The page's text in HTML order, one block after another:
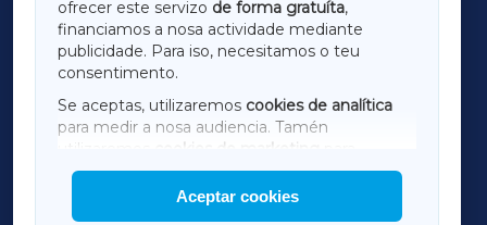
ofrecer este servizo de forma gratuíta,
financiamos a nosa actividade mediante
publicidade. Para iso, necesitamos o teu
consentimento.
Se aceptas, utilizaremos cookies de analítica
para medir a nosa audiencia. Tamén
utilizaremos
cookies de marketing
mostrar publicidade de terceiros.
Así mesmo, podes personalizar a elección das
Aceptar cookies
TERRACHAXA
AMARIÑAXA
RIBEIRASACRAXA